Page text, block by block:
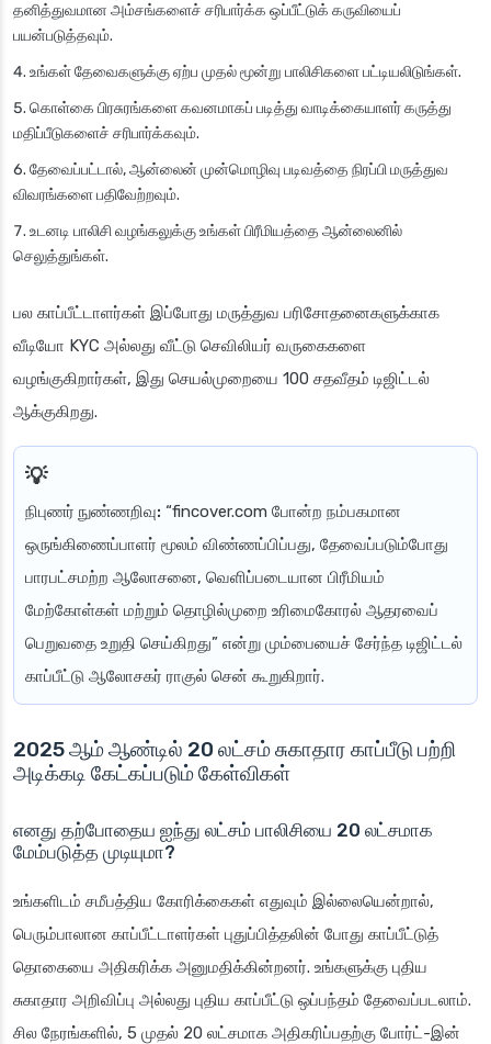
தனித்துவமான அம்சங்களைச் சரிபார்க்க ஒப்பீட்டுக் கருவியைப்
பயன்படுத்தவும்.
உங்கள் தேவைகளுக்கு ஏற்ப முதல் மூன்று பாலிசிகளை பட்டியலிடுங்கள்.
கொள்கை பிரசுரங்களை கவனமாகப் படித்து வாடிக்கையாளர் கருத்து
மதிப்பீடுகளைச் சரிபார்க்கவும்.
தேவைப்பட்டால், ஆன்லைன் முன்மொழிவு படிவத்தை நிரப்பி மருத்துவ
விவரங்களை பதிவேற்றவும்.
உடனடி பாலிசி வழங்கலுக்கு உங்கள் பிரீமியத்தை ஆன்லைனில்
செலுத்துங்கள்.
பல காப்பீட்டாளர்கள் இப்போது மருத்துவ பரிசோதனைகளுக்காக
வீடியோ KYC அல்லது வீட்டு செவிலியர் வருகைகளை
வழங்குகிறார்கள், இது செயல்முறையை 100 சதவீதம் டிஜிட்டல்
ஆக்குகிறது.
நிபுணர் நுண்ணறிவு: “fincover.com போன்ற நம்பகமான
ஒருங்கிணைப்பாளர் மூலம் விண்ணப்பிப்பது, தேவைப்படும்போது
பாரபட்சமற்ற ஆலோசனை, வெளிப்படையான பிரீமியம்
மேற்கோள்கள் மற்றும் தொழில்முறை உரிமைகோரல் ஆதரவைப்
பெறுவதை உறுதி செய்கிறது” என்று மும்பையைச் சேர்ந்த டிஜிட்டல்
காப்பீட்டு ஆலோசகர் ராகுல் சென் கூறுகிறார்.
2025 ஆம் ஆண்டில் 20 லட்சம் சுகாதார காப்பீடு பற்றி
அடிக்கடி கேட்கப்படும் கேள்விகள்
எனது தற்போதைய ஐந்து லட்சம் பாலிசியை 20 லட்சமாக
மேம்படுத்த முடியுமா?
உங்களிடம் சமீபத்திய கோரிக்கைகள் எதுவும் இல்லையென்றால்,
பெரும்பாலான காப்பீட்டாளர்கள் புதுப்பித்தலின் போது காப்பீட்டுத்
தொகையை அதிகரிக்க அனுமதிக்கின்றனர். உங்களுக்கு புதிய
சுகாதார அறிவிப்பு அல்லது புதிய காப்பீட்டு ஒப்பந்தம் தேவைப்படலாம்.
சில நேரங்களில், 5 முதல் 20 லட்சமாக அதிகரிப்பதற்கு போர்ட்-இன்